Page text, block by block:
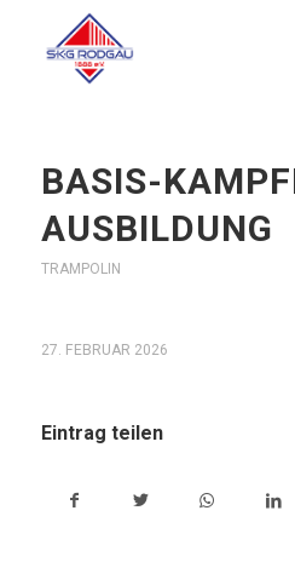
BASIS-
AUSBILDUNG
TRAMPOLIN
27. FEBRUAR 2026
Eintrag teilen